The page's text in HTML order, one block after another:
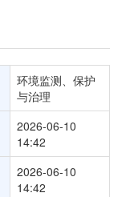
环境监测、保护
与治理
2026-06-10
14:42
2026-06-10
14:42